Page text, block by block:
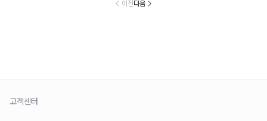
이전다음
고객센터